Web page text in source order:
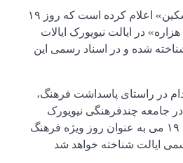
دای‌نیوز: سناتور «اپریل باسکین» اعلام کرده است که روز ۱۹
در ایالت نیویورک ایالات
شده و در اسناد رسمی این
در راستای پاسداشت فرهنگ،
جامعه چندفرهنگی نیویورک
صورت گرفته و از این پس ۱۹ می به عنوان روز ویژه فرهنگ